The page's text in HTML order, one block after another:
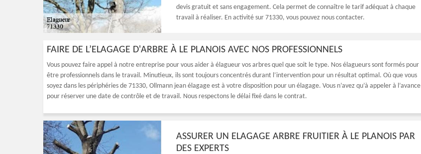
devis gratuit et sans engagement. Cela permet de connaître le tarif adéquat à chaque
travail à réaliser. En activité sur 71330, vous pouvez nous contacter.
FAIRE DE L’ELAGAGE D'ARBRE À LE PLANOIS AVEC NOS PROFESSIONNELS
Vous pouvez faire appel à notre entreprise pour vous aider à élagueur vos arbres quel que soit le type. Nos élagueurs sont formés pour
être professionnels dans le travail. Minutieux, ils sont toujours concentrés durant l’intervention pour un résultat optimal. Où que vous
soyez dans les périphéries de 71330, Ollmann jean élagage est à votre disposition pour un élagage. Vous n’avez qu’à appeler à l’avance
pour réserver une date de contrôle et de travail. Nous respectons le délai fixé dans le contrat.
ASSURER UN ELAGAGE ARBRE FRUITIER À LE PLANOIS PAR
DES EXPERTS